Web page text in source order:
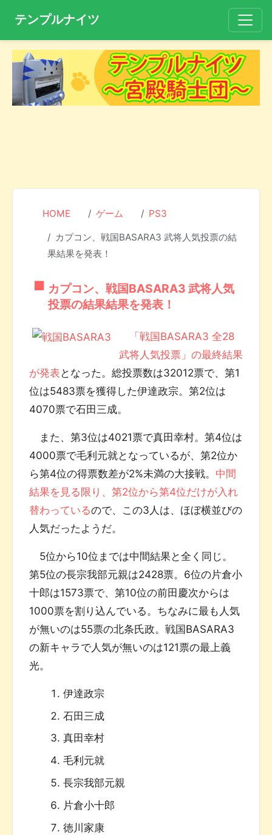
テンプルナイツ
HOME ゲーム PS3
カプコン、戦国BASARA3 武将人気投票の結
果結果を発表！
カプコン、戦国BASARA3 武将人気
投票の結果結果を発表！
「戦国BASARA3 全28
武将人気投票」の最終結果
が発表 となった。総投票数は32012票で、第1
位は5483票を獲得した伊達政宗。第2位は
4070票で石田三成。
また、第3位は4021票で真田幸村。第4位は
4000票で毛利元就となっているが、第2位か
ら第4位の得票数差が2%未満の大接戦。 中間
結果を見る限り、第2位から第4位だけが入れ
替わっているので、この3人は、ほぼ横並びの
人気だったようだ。
5位から10位までは中間結果と全く同じ。
第5位の長宗我部元親は2428票。6位の片倉小
十郎は1573票で、第10位の前田慶次からは
1000票を割り込んでいる。ちなみに最も人気
が無いのは55票の北条氏政。戦国BASARA3
の新キャラで人気が無いのは121票の最上義
光。
伊達政宗
石田三成
真田幸村
毛利元就
長宗我部元親
片倉小十郎
徳川家康